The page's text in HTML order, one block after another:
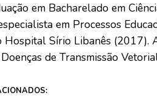
em Bacharelado em
em Processos
Hospital Sírio Libanês (2017).
de Transmissão